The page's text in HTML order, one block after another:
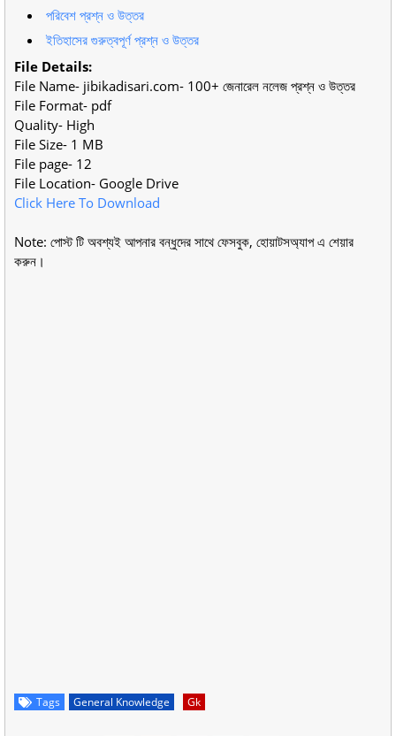
পরিবেশ প্রশ্ন ও উত্তর
ইতিহাসের গুরুত্বপূর্ণ প্রশ্ন ও উত্তর
File Details:
File Name- jibikadisari.com- 100+ জেনারেল নলেজ প্রশ্ন ও উত্তর
File Format- pdf
Quality- High
File Size- 1 MB
File page- 12
File Location- Google Drive
Click Here To Download
Note: পোস্ট টি অবশ্যই আপনার বন্ধুদের সাথে ফেসবুক, হোয়াটসঅ্যাপ এ শেয়ার
করুন।
Tags General Knowledge Gk